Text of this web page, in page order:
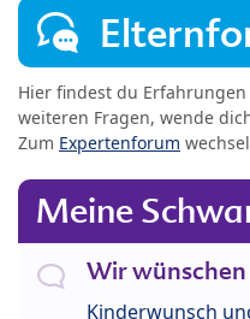
Hier findest du
weiteren Fragen, wende
Zum Expertenforum
Meine
Wir
Kinderwunsch